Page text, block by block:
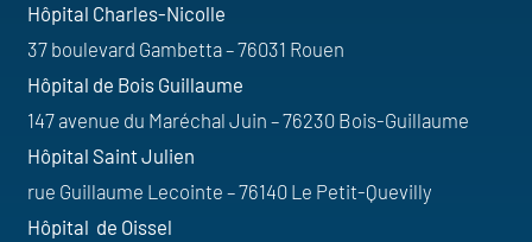
Hôpital Charles-Nicolle
37 boulevard Gambetta – 76031 Rouen
Hôpital de Bois Guillaume
147 avenue du Maréchal Juin – 76230 Bois-Guillaume
Hôpital Saint Julien
rue Guillaume Lecointe – 76140 Le Petit-Quevilly
Hôpital de Oissel